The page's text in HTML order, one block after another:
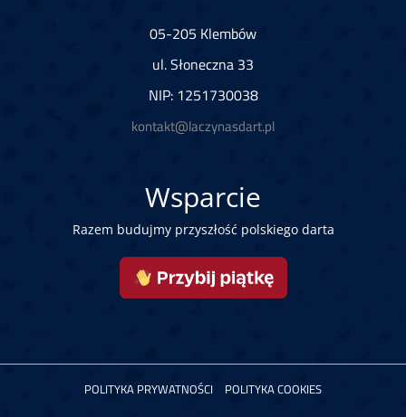
05-205 Klembów
ul. Słoneczna 33
NIP: 1251730038
kontakt@laczynasdart.pl
Wsparcie
Razem budujmy przyszłość polskiego darta
POLITYKA PRYWATNOŚCI POLITYKA COOKIES